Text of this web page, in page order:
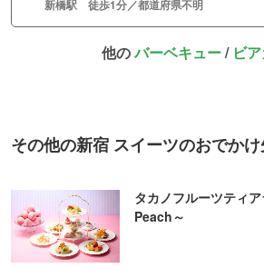
新橋駅 徒歩1分／都道府県不明
他のバーベキュー/ ビ
その他の新宿 スイーツのおでか
タカノフルーツティ
Peach～